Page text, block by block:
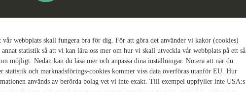
webbplats skall fungera bra för dig. För att göra det använder vi kakor (cookies)
statistik så att vi kan lära oss mer om hur vi skall utveckla vår webbplats på ett så
möjligt. Nedan kan du läsa mer och anpassa dina inställningar. Notera att när du
statistik och marknadsförings-cookies kommer viss data överföras utanför EU. Hur
används av berörda bolag vet vi inte exakt. Till exempel uppfyller inte USA:s